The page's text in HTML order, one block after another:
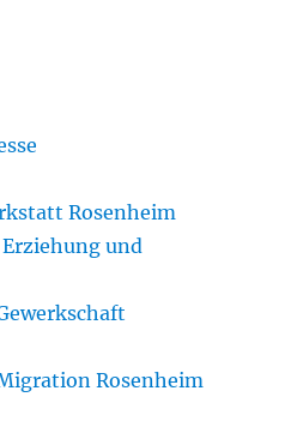
Rosenheim
und
Rosenheim